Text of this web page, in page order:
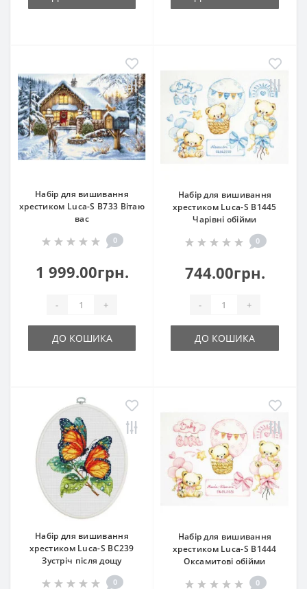
Набір для вишивання
хрестиком Luca-S B733 Вітаю
вас
0
1 999.00грн.
- +
ДО КОШИКА
Набір для вишивання
хрестиком Luca-S B1445
Чарівні обійми
0
744.00грн.
- +
ДО КОШИКА
Набір для вишивання
хрестиком Luca-S ВС239
Зустріч після дощу
0
Набір для вишивання
хрестиком Luca-S B1444
Оксамитові обійми
0